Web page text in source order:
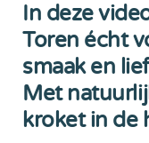
In deze
Toren écht
smaak en
Met
kroket in de